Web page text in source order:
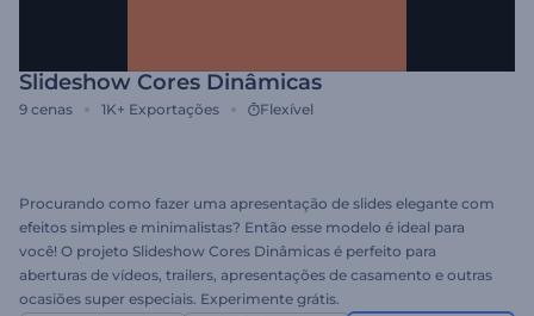
Slideshow Cores Dinâmicas
9 cenas 1K+ Exportações Flexível
Procurando como fazer uma apresentação de slides elegante com
efeitos simples e minimalistas? Então esse modelo é ideal para
você! O projeto Slideshow Cores Dinâmicas é perfeito para
aberturas de vídeos, trailers, apresentações de casamento e outras
ocasiões super especiais. Experimente grátis.